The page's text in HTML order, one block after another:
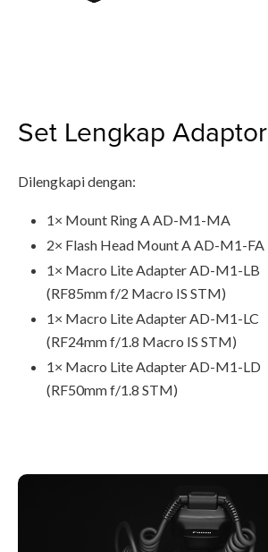
Set Lengkap Adaptor
Dilengkapi dengan:
1× Mount Ring A AD-M1-MA
2× Flash Head Mount A AD-M1-FA
1× Macro Lite Adapter AD-M1-LB
(RF85mm f/2 Macro IS STM)
1× Macro Lite Adapter AD-M1-LC
(RF24mm f/1.8 Macro IS STM)
1× Macro Lite Adapter AD-M1-LD
(RF50mm f/1.8 STM)